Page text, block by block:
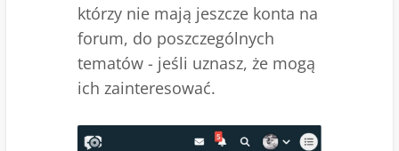
którzy nie mają jeszcze konta na
forum, do poszczególnych
tematów - jeśli uznasz, że mogą
ich zainteresować.